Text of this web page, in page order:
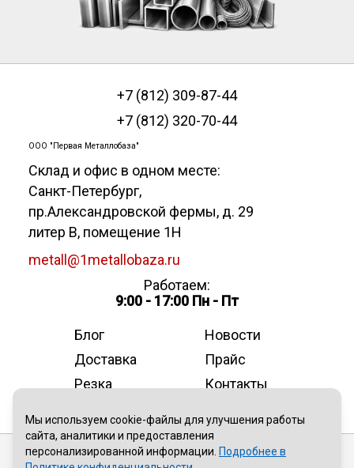
+7 (812) 309-87-44
+7 (812) 320-70-44
ООО "Первая Металлобаза"
Склад и офис в одном месте:
Санкт-Петербург,
пр.Александровской фермы, д. 29
литер В, помещение 1Н
metall@1metallobaza.ru
Работаем:
9:00 - 17:00 Пн - Пт
Блог
Новости
Доставка
Прайс
Резка
Контакты
Публичная оферта
Мы используем cookie-файлы для улучшения работы
сайта, аналитики и предоставления
персонализированной информации. Подробнее в